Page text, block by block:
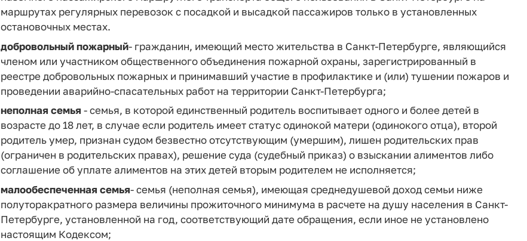
маршрутах регулярных перевозок с посадкой и высадкой пассажиров только в установленных
остановочных местах.
добровольный пожарный- гражданин, имеющий место жительства в Санкт-Петербурге, являющийся
членом или участником общественного объединения пожарной охраны, зарегистрированный в
реестре добровольных пожарных и принимавший участие в профилактике и (или) тушении пожаров и
проведении аварийно-спасательных работ на территории Санкт-Петербурга;
неполная семья - семья, в которой единственный родитель воспитывает одного и более детей в
возрасте до 18 лет, в случае если родитель имеет статус одинокой матери (одинокого отца), второй
родитель умер, признан судом безвестно отсутствующим (умершим), лишен родительских прав
(ограничен в родительских правах), решение суда (судебный приказ) о взыскании алиментов либо
соглашение об уплате алиментов на этих детей вторым родителем не исполняется;
малообеспеченная семья- семья (неполная семья), имеющая среднедушевой доход семьи ниже
полуторакратного размера величины прожиточного минимума в расчете на душу населения в Санкт-
Петербурге, установленной на год, соответствующий дате обращения, если иное не установлено
настоящим Кодексом;